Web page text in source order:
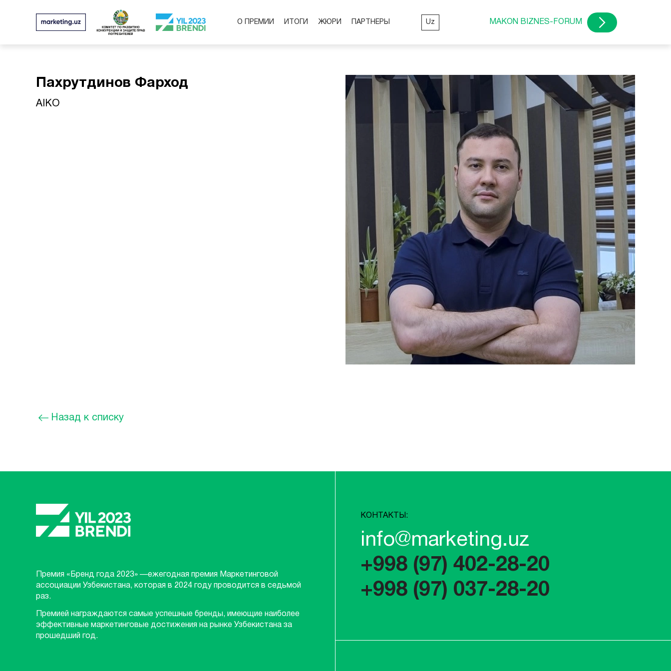
О ПРЕМИИ ИТОГИ ЖЮРИ ПАРТНЕРЫ Uz MAKON BIZNES-FORUM
Пахрутдинов Фарход
AIKO
Назад к списку
Премия «Бренд года 2023» —ежегодная премия Маркетинговой
ассоциации Узбекистана, которая в 2024 году проводится в седьмой
раз.
Премией награждаются самые успешные бренды, имеющие наиболее
эффективные маркетинговые достижения на рынке Узбекистана за
прошедший год.
КОНТАКТЫ:
info@marketing.uz
+998 (97) 402-28-20
+998 (97) 037-28-20